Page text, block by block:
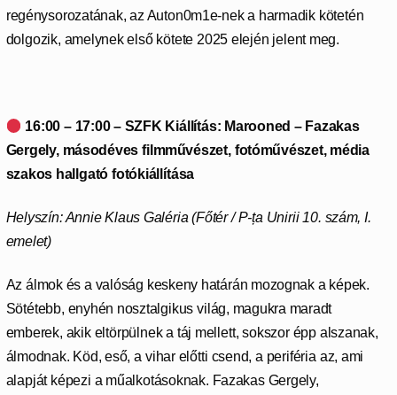
regénysorozatának, az Auton0m1e-nek a harmadik kötetén
dolgozik, amelynek első kötete 2025 elején jelent meg.
16:00 – 17:00 – SZFK Kiállítás: Marooned – Fazakas
Gergely, másodéves filmművészet, fotóművészet, média
szakos hallgató fotókiállítása
Helyszín: Annie Klaus Galéria (Főtér / P-ța Unirii 10. szám, I.
emelet)
Az álmok és a valóság keskeny határán mozognak a képek.
Sötétebb, enyhén nosztalgikus világ, magukra maradt
emberek, akik eltörpülnek a táj mellett, sokszor épp alszanak,
álmodnak. Köd, eső, a vihar előtti csend, a periféria az, ami
alapját képezi a műalkotásoknak. Fazakas Gergely,